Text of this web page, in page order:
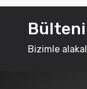
Bizimle